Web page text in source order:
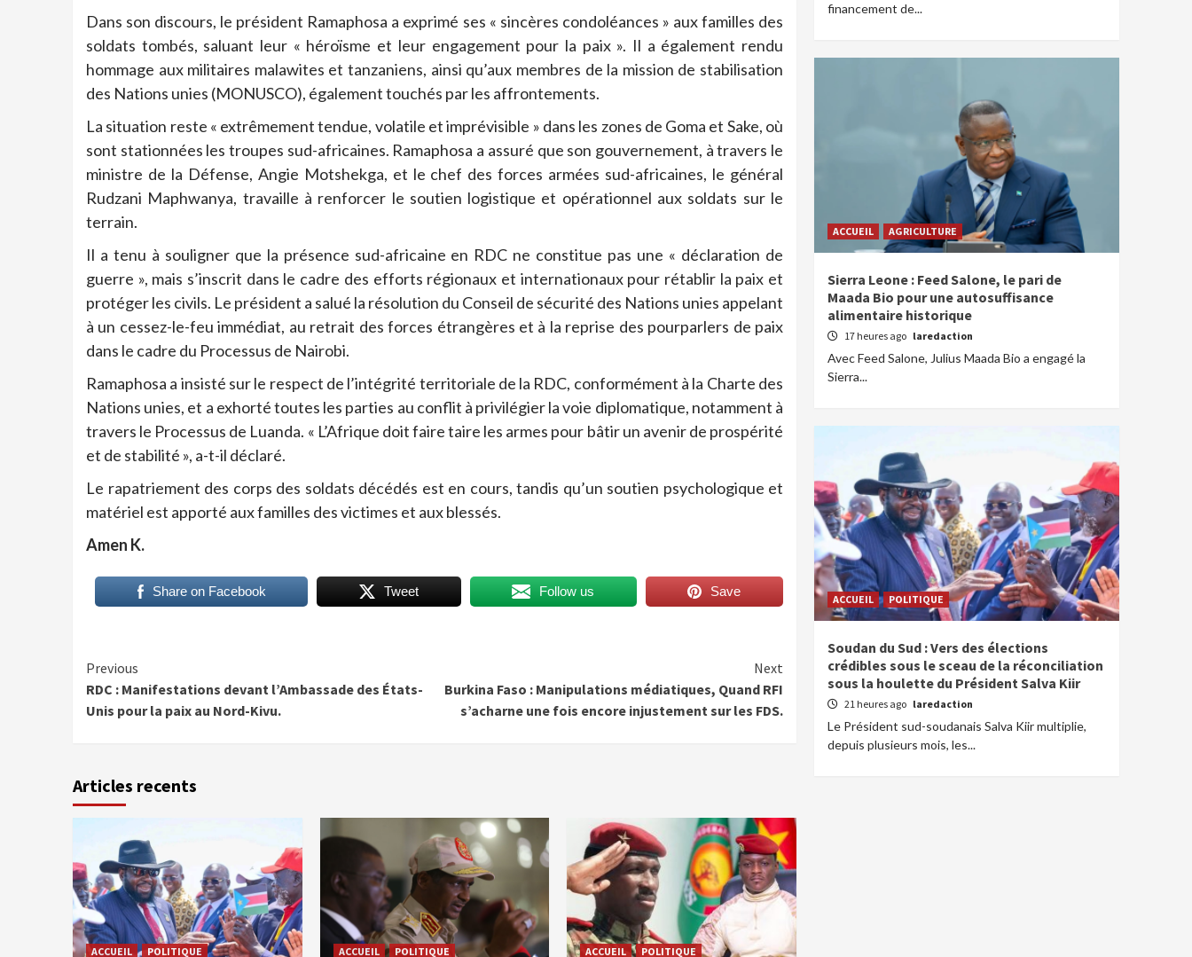
Dans son discours, le président Ramaphosa a exprimé ses « sincères condoléances » aux familles des
soldats tombés, saluant leur « héroïsme et leur engagement pour la paix ». Il a également rendu
hommage aux militaires malawites et tanzaniens, ainsi qu’aux membres de la mission de stabilisation
des Nations unies (MONUSCO), également touchés par les affrontements.
La situation reste « extrêmement tendue, volatile et imprévisible » dans les zones de Goma et Sake, où
sont stationnées les troupes sud-africaines. Ramaphosa a assuré que son gouvernement, à travers le
ministre de la Défense, Angie Motshekga, et le chef des forces armées sud-africaines, le général
Rudzani Maphwanya, travaille à renforcer le soutien logistique et opérationnel aux soldats sur le
terrain.
Il a tenu à souligner que la présence sud-africaine en RDC ne constitue pas une « déclaration de
guerre », mais s’inscrit dans le cadre des efforts régionaux et internationaux pour rétablir la paix et
protéger les civils. Le président a salué la résolution du Conseil de sécurité des Nations unies appelant
à un cessez-le-feu immédiat, au retrait des forces étrangères et à la reprise des pourparlers de paix
dans le cadre du Processus de Nairobi.
Ramaphosa a insisté sur le respect de l’intégrité territoriale de la RDC, conformément à la Charte des
Nations unies, et a exhorté toutes les parties au conflit à privilégier la voie diplomatique, notamment à
travers le Processus de Luanda. « L’Afrique doit faire taire les armes pour bâtir un avenir de prospérité
et de stabilité », a-t-il déclaré.
Le rapatriement des corps des soldats décédés est en cours, tandis qu’un soutien psychologique et
matériel est apporté aux familles des victimes et aux blessés.
Amen K.
Share on Facebook Tweet Follow us Save
Continue
Reading
Previous
RDC : Manifestations devant l’Ambassade des États-
Unis pour la paix au Nord-Kivu.
Next
Burkina Faso : Manipulations médiatiques, Quand RFI
s’acharne une fois encore injustement sur les FDS.
Articles recents
ACCUEIL POLITIQUE ACCUEIL POLITIQUE ACCUEIL POLITIQUE
financement de...
ACCUEIL AGRICULTURE
Sierra Leone : Feed Salone, le pari de
Maada Bio pour une autosuffisance
alimentaire historique
17 heures ago laredaction
Avec Feed Salone, Julius Maada Bio a engagé la
Sierra...
ACCUEIL POLITIQUE
Soudan du Sud : Vers des élections
crédibles sous le sceau de la réconciliation
sous la houlette du Président Salva Kiir
21 heures ago laredaction
Le Président sud-soudanais Salva Kiir multiplie,
depuis plusieurs mois, les...